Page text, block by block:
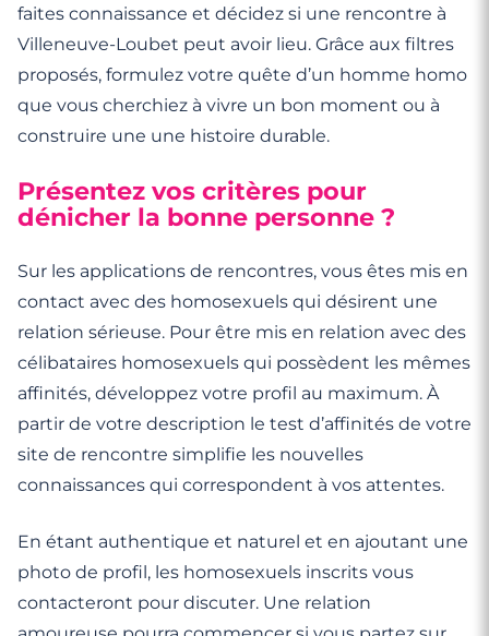
faites connaissance et décidez si une rencontre à
Villeneuve-Loubet peut avoir lieu. Grâce aux filtres
proposés, formulez votre quête d’un homme homo
que vous cherchiez à vivre un bon moment ou à
construire une une histoire durable.
Présentez vos critères pour
dénicher la bonne personne ?
Sur les applications de rencontres, vous êtes mis en
contact avec des homosexuels qui désirent une
relation sérieuse. Pour être mis en relation avec des
célibataires homosexuels qui possèdent les mêmes
affinités, développez votre profil au maximum. À
partir de votre description le test d’affinités de votre
site de rencontre simplifie les nouvelles
connaissances qui correspondent à vos attentes.
En étant authentique et naturel et en ajoutant une
photo de profil, les homosexuels inscrits vous
contacteront pour discuter. Une relation